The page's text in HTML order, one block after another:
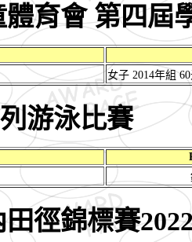
育會 第四屆
女子 2014年組
游泳比賽
徑錦標賽